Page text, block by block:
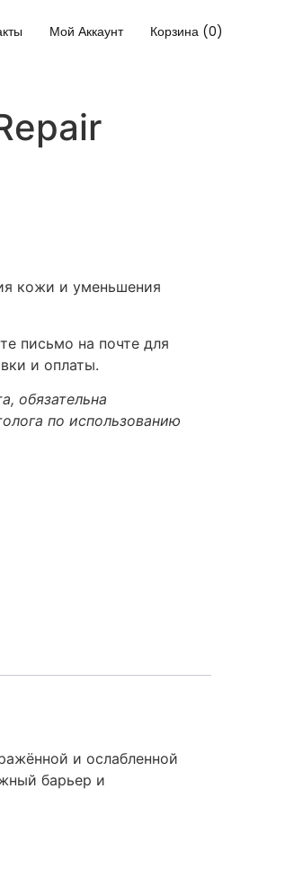
Мой Аккаунт Корзина (0)
кожи и уменьшения
письмо на почте для
и оплаты.
обязательна
по использованию
и ослабленной
барьер и